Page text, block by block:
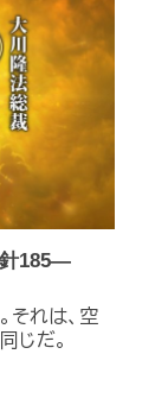
185―
それは、空
じだ。